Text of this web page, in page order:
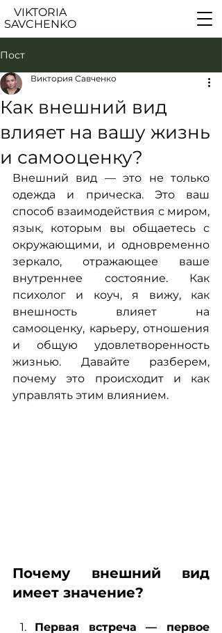
VIKTORIA
SAVCHENKO
Пост
Как внешний вид
влияет на вашу жизнь
и самооценку?
Виктория Савченко
Внешний вид — это не только
одежда и прическа. Это ваш
способ взаимодействия с миром,
язык, которым вы общаетесь с
окружающими, и одновременно
зеркало, отражающее ваше
внутреннее состояние. Как
психолог и коуч, я вижу, как
внешность влияет на
самооценку, карьеру, отношения
и общую удовлетворенность
жизнью. Давайте разберем,
почему это происходит и как
управлять этим влиянием.
Почему внешний вид
имеет значение?
Первая встреча — первое